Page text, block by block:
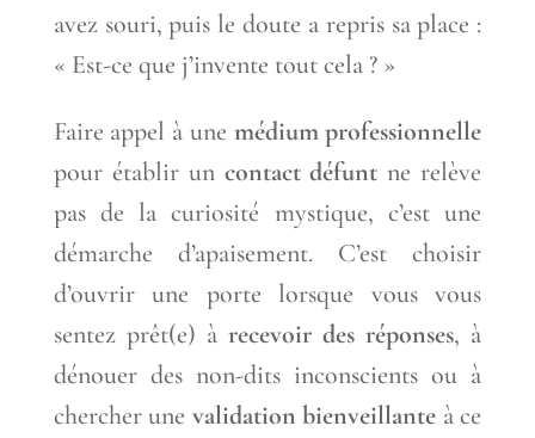
avez souri, puis le doute a repris sa place :
« Est-ce que j’invente tout cela ? »
Faire appel à une médium professionnelle
pour établir un contact défunt ne relève
pas de la curiosité mystique, c’est une
démarche d’apaisement. C’est choisir
d’ouvrir une porte lorsque vous vous
sentez prêt(e) à recevoir des réponses, à
dénouer des non-dits inconscients ou à
chercher une validation bienveillante à ce